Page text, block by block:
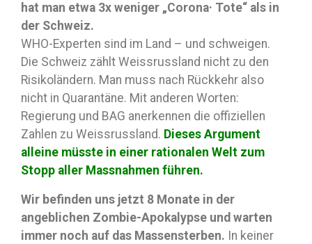
hat man etwa 3x weniger „Corona· Tote“ als in
der Schweiz.
WHO-Experten sind im Land – und schweigen.
Die Schweiz zählt Weissrussland nicht zu den
Risikoländern. Man muss nach Rückkehr also
nicht in Quarantäne. Mit anderen Worten:
Regierung und BAG anerkennen die offiziellen
Zahlen zu Weissrussland. Dieses Argument
alleine müsste in einer rationalen Welt zum
Stopp aller Massnahmen führen.
Wir befinden uns jetzt 8 Monate in der
angeblichen Zombie-Apokalypse und warten
immer noch auf das Massensterben. In keiner